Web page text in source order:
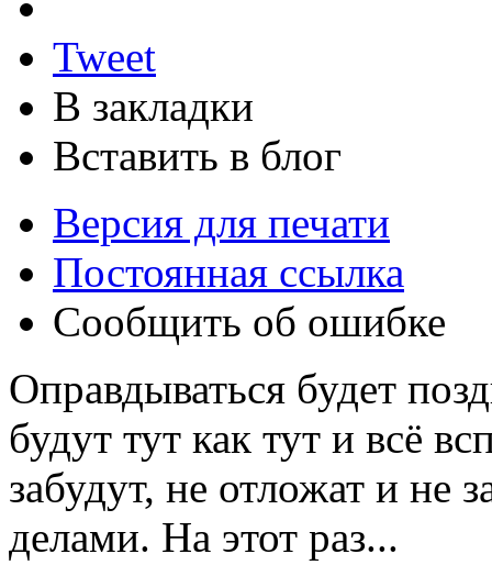
Tweet
В закладки
Вставить в блог
Версия для печати
Постоянная ссылка
Сообщить об ошибке
Оправдываться будет
будут тут как тут и всё
забудут, не отложат и не
делами. На этот раз...